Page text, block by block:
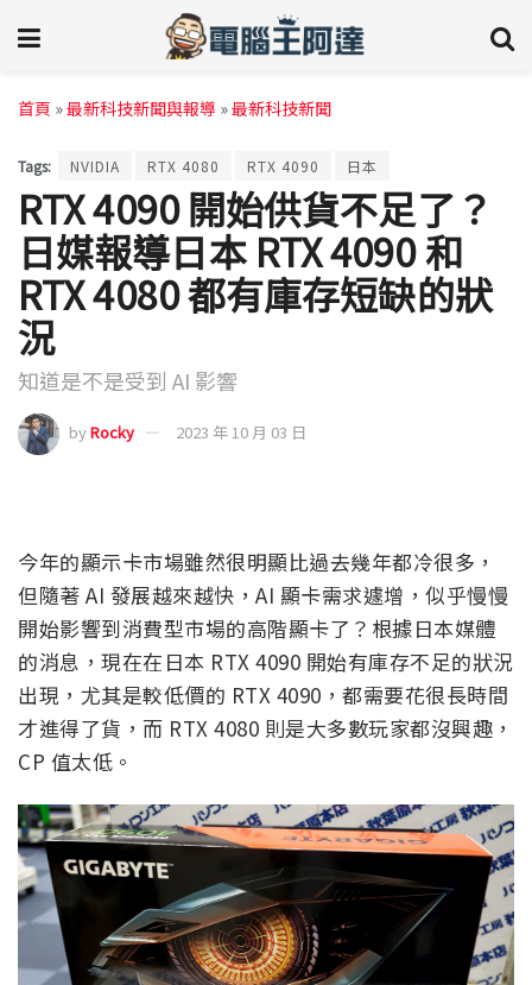
首頁 »最新科技新聞與報導 »最新科技新聞
Tags: NVIDIA RTX 4080 RTX 4090 日本
RTX 4090 開始供貨不足了？
日媒報導日本 RTX 4090 和
RTX 4080 都有庫存短缺的狀
況
知道是不是受到 AI 影響
byRocky 2023 年 10 月 03 日
今年的顯示卡市場雖然很明顯比過去幾年都冷很多，
但隨著 AI 發展越來越快，AI 顯卡需求遽增，似乎慢慢
開始影響到消費型市場的高階顯卡了？根據日本媒體
的消息，現在在日本 RTX 4090 開始有庫存不足的狀況
出現，尤其是較低價的 RTX 4090，都需要花很長時間
才進得了貨，而 RTX 4080 則是大多數玩家都沒興趣，
CP 值太低。